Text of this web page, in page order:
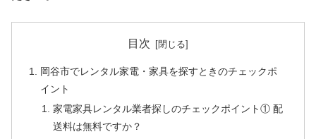
目次
岡谷市でレンタル家電・家具を探すときのチェックポ
イント
家電家具レンタル業者探しのチェックポイント① 配
送料は無料ですか？